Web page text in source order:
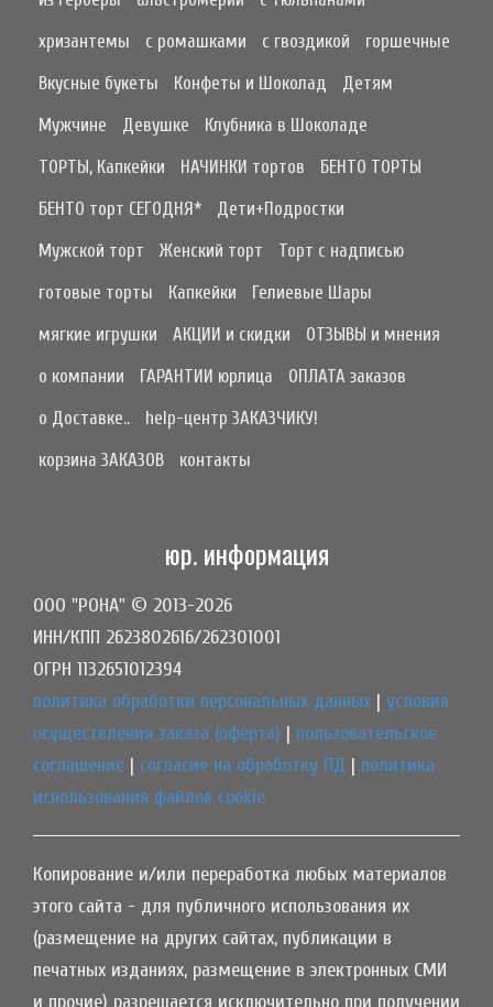
хризантемы
с ромашками с гвоздикой
горшечные
Вкусные букеты
Конфеты и Шоколад
Детям
Мужчине
Девушке
Клубника в Шоколаде
ТОРТЫ, Капкейки
НАЧИНКИ тортов
БЕНТО ТОРТЫ
БЕНТО торт СЕГОДНЯ*
Дети+Подростки
Мужской торт
Женский торт
Торт с надписью
готовые торты
Капкейки
Гелиевые Шары
мягкие игрушки
АКЦИИ и скидки
ОТЗЫВЫ и мнения
о компании
ГАРАНТИИ юрлица
ОПЛАТА заказов
о Доставке..
help-центр ЗАКАЗЧИКУ!
корзина ЗАКАЗОВ
контакты
юр. информация
ООО "РОНА" © 2013-2026
ИНН/КПП 2623802616/262301001
ОГРН 1132651012394
политика обработки персональных данных | условия
осуществления заказа (оферта) | пользовательское
соглашение | согласие на обработку ПД | политика
использования файлов cookie
Копирование и/или переработка любых материалов
этого сайта - для публичного использования их
(размещение на других сайтах, публикации в
печатных изданиях, размещение в электронных СМИ
и прочие) разрешается исключительно при получении